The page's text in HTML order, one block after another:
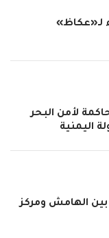
لـ«عكاظ»
لأمن البحر
اليمنية
بين الهامش ومركز